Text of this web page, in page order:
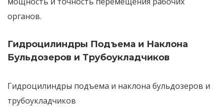
органов.
Гидроцилиндры Подъема и Наклона
Бульдозеров и Трубоукладчиков
Гидроцилиндры подъема и наклона бульдозеров и
трубоукладчиков